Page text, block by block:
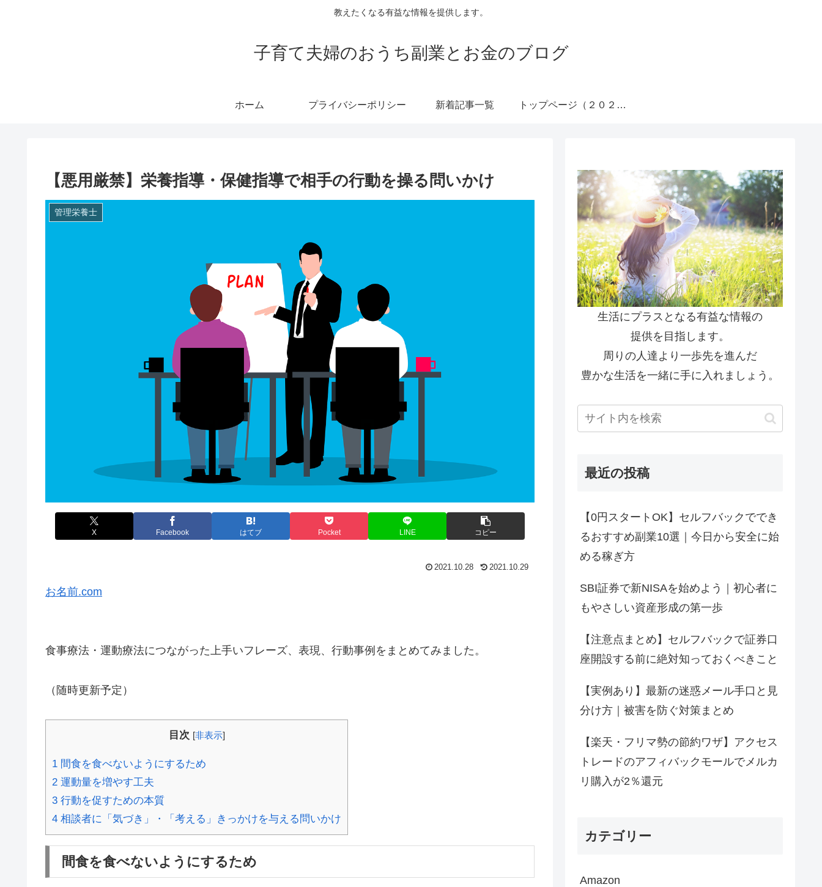
教えたくなる有益な情報を提供します。
子育て夫婦のおうち副業とお金のブログ
ホーム プライバシーポリシー 新着記事一覧 トップページ（２０２５.７.２３）
【悪用厳禁】栄養指導・保健指導で相手の行動を操る問いかけ
管理栄養士
X Facebook はてブ Pocket LINE コピー
2021.10.28 2021.10.29
お名前.com
食事療法・運動療法につながった上手いフレーズ、表現、行動事例をまとめてみました。
（随時更新予定）
目次 [非表示]
1 間食を食べないようにするため
2 運動量を増やす工夫
3 行動を促すための本質
4 相談者に「気づき」・「考える」きっかけを与える問いかけ
間食を食べないようにするため
生活にプラスとなる有益な情報の
提供を目指します。
周りの人達より一歩先を進んだ
豊かな生活を一緒に手に入れましょう。
最近の投稿
【0円スタートOK】セルフバックででき
るおすすめ副業10選｜今日から安全に始
める稼ぎ方
SBI証券で新NISAを始めよう｜初心者に
もやさしい資産形成の第一歩
【注意点まとめ】セルフバックで証券口
座開設する前に絶対知っておくべきこと
【実例あり】最新の迷惑メール手口と見
分け方｜被害を防ぐ対策まとめ
【楽天・フリマ勢の節約ワザ】アクセス
トレードのアフィバックモールでメルカ
リ購入が2％還元
カテゴリー
Amazon